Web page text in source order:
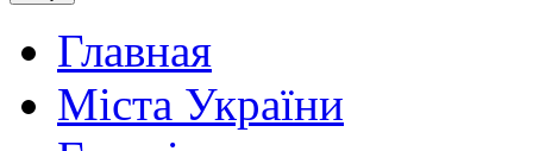
Главная
Міста України